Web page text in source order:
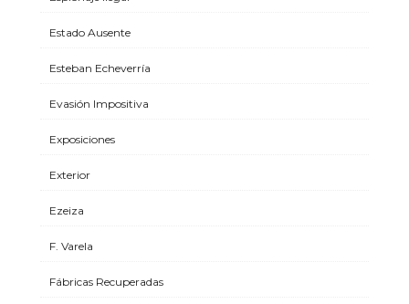
Estado Ausente
Esteban Echeverría
Evasión Impositiva
Exposiciones
Exterior
Ezeiza
F. Varela
Fábricas Recuperadas